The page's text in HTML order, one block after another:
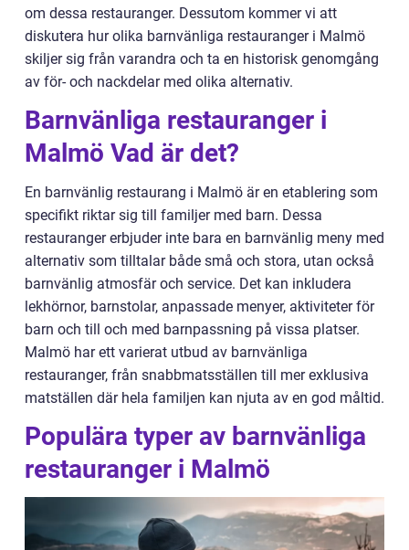
om dessa restauranger. Dessutom kommer vi att
diskutera hur olika barnvänliga restauranger i Malmö
skiljer sig från varandra och ta en historisk genomgång
av för- och nackdelar med olika alternativ.
Barnvänliga restauranger i
Malmö Vad är det?
En barnvänlig restaurang i Malmö är en etablering som
specifikt riktar sig till familjer med barn. Dessa
restauranger erbjuder inte bara en barnvänlig meny med
alternativ som tilltalar både små och stora, utan också
barnvänlig atmosfär och service. Det kan inkludera
lekhörnor, barnstolar, anpassade menyer, aktiviteter för
barn och till och med barnpassning på vissa platser.
Malmö har ett varierat utbud av barnvänliga
restauranger, från snabbmatsställen till mer exklusiva
matställen där hela familjen kan njuta av en god måltid.
Populära typer av barnvänliga
restauranger i Malmö